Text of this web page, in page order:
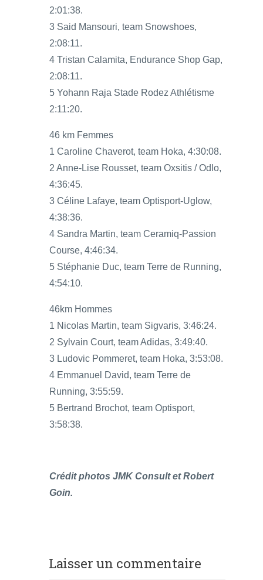
2:01:38.
3 Said Mansouri, team Snowshoes,
2:08:11.
4 Tristan Calamita, Endurance Shop Gap,
2:08:11.
5 Yohann Raja Stade Rodez Athlétisme
2:11:20.
46 km Femmes
1 Caroline Chaverot, team Hoka, 4:30:08.
2 Anne-Lise Rousset, team Oxsitis / Odlo,
4:36:45.
3 Céline Lafaye, team Optisport-Uglow,
4:38:36.
4 Sandra Martin, team Ceramiq-Passion
Course, 4:46:34.
5 Stéphanie Duc, team Terre de Running,
4:54:10.
46km Hommes
1 Nicolas Martin, team Sigvaris, 3:46:24.
2 Sylvain Court, team Adidas, 3:49:40.
3 Ludovic Pommeret, team Hoka, 3:53:08.
4 Emmanuel David, team Terre de
Running, 3:55:59.
5 Bertrand Brochot, team Optisport,
3:58:38.
Crédit photos JMK Consult et Robert
Goin.
Laisser un commentaire